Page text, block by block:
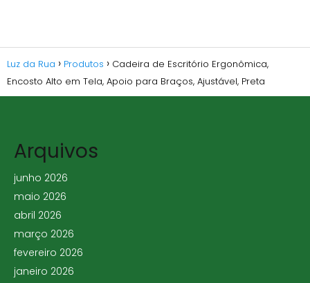
Luz da Rua Produtos
Cadeira de Escritório Ergonômica,
Encosto Alto em Tela, Apoio para Braços, Ajustável, Preta
Arquivos
junho 2026
maio 2026
abril 2026
março 2026
fevereiro 2026
janeiro 2026